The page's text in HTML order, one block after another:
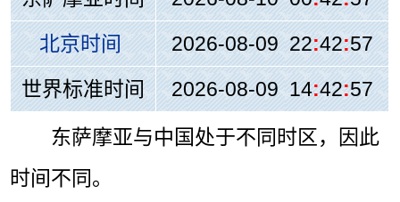
北京时间
2026-08-09 22:42:57
世界标准时间
2026-08-09 14:42:57
东萨摩亚与中国处于不同时区，因此
时间不同。